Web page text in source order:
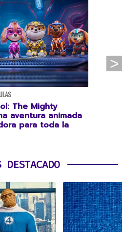
The Mighty
aventura animada
para toda la
DESTACADO